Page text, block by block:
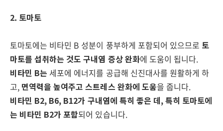
2. 토마토
토마토에는 비타민 B 성분이 풍부하게 포함되어 있으므로 토
마토를 섭취하는 것도 구내염 증상 완화에 도움이 됩니다.
비타민 B는 세포에 에너지를 공급해 신진대사를 원활하게 하
고, 면역력을 높여주고 스트레스 완화에 도움을 줍니다.
비타민 B2, B6, B12가 구내염에 특히 좋은 데, 특히 토마토에
는 비타민 B2가 포함되어 있습니다.